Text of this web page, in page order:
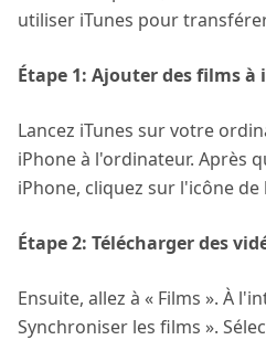
utiliser iTunes pour
Étape 1: Ajouter des films à
Lancez iTunes sur votre
iPhone à l'ordinateur. Après
iPhone, cliquez sur l'icône de
Étape 2: Télécharger des
Ensuite, allez à « Films ». À
Synchroniser les films ».